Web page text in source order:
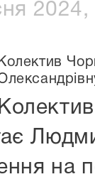
2024,
Колектив
на